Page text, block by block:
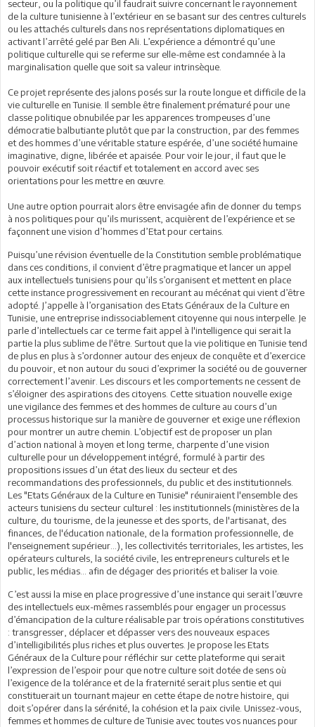
secteur, ou la politique qu’il faudrait suivre concernant le rayonnement
de la culture tunisienne à l’extérieur en se basant sur des centres culturels
ou les attachés culturels dans nos représentations diplomatiques en
activant l’arrêté gelé par Ben Ali. L’expérience a démontré qu’une
politique culturelle qui se referme sur elle-même est condamnée à la
marginalisation quelle que soit sa valeur intrinsèque.
Ce projet représente des jalons posés sur la route longue et difficile de la
vie culturelle en Tunisie. Il semble être finalement prématuré pour une
classe politique obnubilée par les apparences trompeuses d’une
démocratie balbutiante plutôt que par la construction, par des femmes
et des hommes d’une véritable stature espérée, d’une société humaine
imaginative, digne, libérée et apaisée. Pour voir le jour, il faut que le
pouvoir exécutif soit réactif et totalement en accord avec ses
orientations pour les mettre en œuvre.
Une autre option pourrait alors être envisagée afin de donner du temps
à nos politiques pour qu’ils murissent, acquièrent de l’expérience et se
façonnent une vision d’hommes d’Etat pour certains.
Puisqu’une révision éventuelle de la Constitution semble problématique
dans ces conditions, il convient d’être pragmatique et lancer un appel
aux intellectuels tunisiens pour qu’ils s’organisent et mettent en place
cette instance progressivement en recourant au mécénat qui vient d’être
adopté. J’appelle à l’organisation des Etats Généraux de la Culture en
Tunisie, une entreprise indissociablement citoyenne qui nous interpelle. Je
parle d’intellectuels car ce terme fait appel à l'intelligence qui serait la
partie la plus sublime de l'être. Surtout que la vie politique en Tunisie tend
de plus en plus à s’ordonner autour des enjeux de conquête et d’exercice
du pouvoir, et non autour du souci d’exprimer la société ou de gouverner
correctement l’avenir. Les discours et les comportements ne cessent de
s’éloigner des aspirations des citoyens. Cette situation nouvelle exige
une vigilance des femmes et des hommes de culture au cours d’un
processus historique sur la manière de gouverner et exige une réflexion
pour montrer un autre chemin. L’objectif est de proposer un plan
d’action national à moyen et long terme, charpente d’une vision
culturelle pour un développement intégré, formulé à partir des
propositions issues d’un état des lieux du secteur et des
recommandations des professionnels, du public et des institutionnels.
Les "Etats Généraux de la Culture en Tunisie" réuniraient l'ensemble des
acteurs tunisiens du secteur culturel : les institutionnels (ministères de la
culture, du tourisme, de la jeunesse et des sports, de l'artisanat, des
finances, de l'éducation nationale, de la formation professionnelle, de
l'enseignement supérieur...), les collectivités territoriales, les artistes, les
opérateurs culturels, la société civile, les entrepreneurs culturels et le
public, les médias... afin de dégager des priorités et baliser la voie.
C’est aussi la mise en place progressive d’une instance qui serait l’œuvre
des intellectuels eux-mêmes rassemblés pour engager un processus
d’émancipation de la culture réalisable par trois opérations constitutives
: transgresser, déplacer et dépasser vers des nouveaux espaces
d’intelligibilités plus riches et plus ouvertes. Je propose les Etats
Généraux de la Culture pour réfléchir sur cette plateforme qui serait
l’expression de l’espoir pour que notre culture soit dotée de sens où
l’exigence de la tolérance et de la fraternité serait plus sentie et qui
constituerait un tournant majeur en cette étape de notre histoire, qui
doit s’opérer dans la sérénité, la cohésion et la paix civile. Unissez-vous,
femmes et hommes de culture de Tunisie avec toutes vos nuances pour